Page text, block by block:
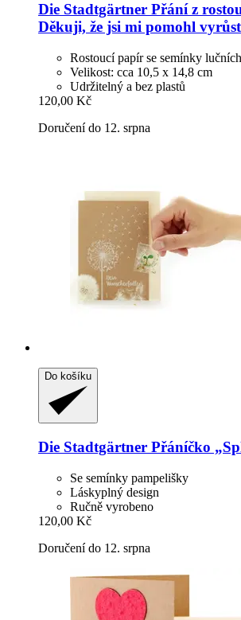
Die Stadtgärtner Přání z
Děkuji, že jsi mi pomohl vyrůst
Rostoucí papír se semínky
Velikost: cca 10,5 x 14,8 cm
Udržitelný a bez plastů
120,00 Kč
Doručení do 12. srpna
Do košíku
Die Stadtgärtner Přáníčko
Se semínky pampelišky
Láskyplný design
Ručně vyrobeno
120,00 Kč
Doručení do 12. srpna